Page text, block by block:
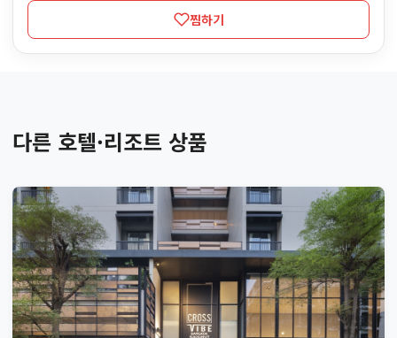
찜하기
다른 호텔·리조트 상품